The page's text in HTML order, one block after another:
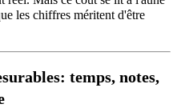
les chiffres méritent d'être
temps, notes,